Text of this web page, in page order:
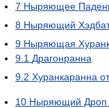
7 Ныряющее
8 Ныряющий
9 Ныряющая
9.1 Драгонранна
9.2 Хуранкаранна
10 Ныряющий Дроп